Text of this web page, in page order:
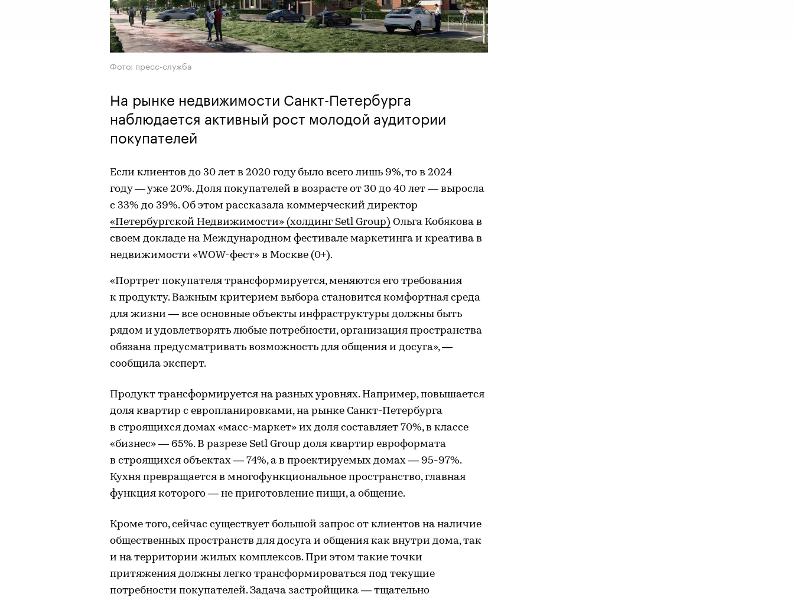
Фото: пресс-служба
На рынке недвижимости Санкт-Петербурга
наблюдается активный рост молодой аудитории
покупателей
Если клиентов до 30 лет в 2020 году было всего лишь 9%, то в 2024
году — уже 20%. Доля покупателей в возрасте от 30 до 40 лет — выросла
с 33% до 39%. Об этом рассказала коммерческий директор
«Петербургской Недвижимости» (холдинг Setl Group) Ольга Кобякова в
своем докладе на Международном фестивале маркетинга и креатива в
недвижимости «WOW-фест» в Москве (0+).
«Портрет покупателя трансформируется, меняются его требования
к продукту. Важным критерием выбора становится комфортная среда
для жизни — все основные объекты инфраструктуры должны быть
рядом и удовлетворять любые потребности, организация пространства
обязана предусматривать возможность для общения и досуга», —
сообщила эксперт.
Продукт трансформируется на разных уровнях. Например, повышается
доля квартир с европланировками, на рынке Санкт-Петербурга
в строящихся домах «масс-маркет» их доля составляет 70%, в классе
«бизнес» — 65%. В разрезе Setl Group доля квартир евроформата
в строящихся объектах — 74%, а в проектируемых домах — 95-97%.
Кухня превращается в многофункциональное пространство, главная
функция которого — не приготовление пищи, а общение.
Кроме того, сейчас существует большой запрос от клиентов на наличие
общественных пространств для досуга и общения как внутри дома, так
и на территории жилых комплексов. При этом такие точки
притяжения должны легко трансформироваться под текущие
потребности покупателей. Задача застройщика — тщательно